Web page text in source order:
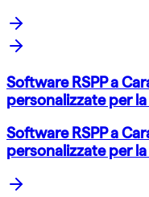
Software RSPP a
personalizzate per
Software RSPP a
personalizzate per